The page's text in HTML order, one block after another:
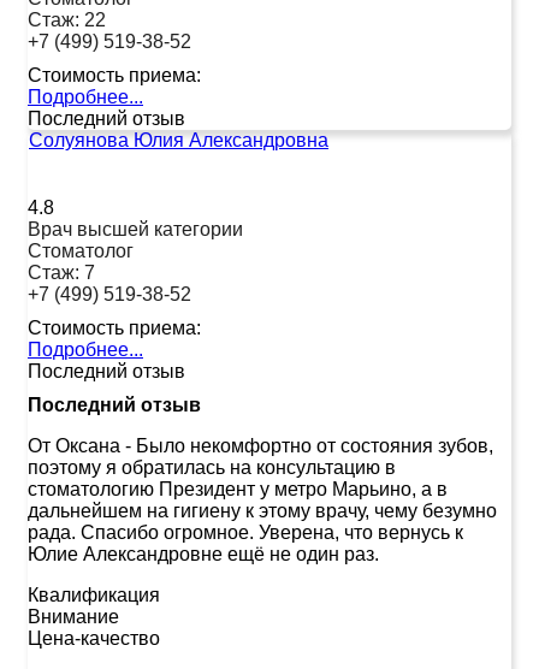
Стаж: 22
+7 (499) 519-38-52
Стоимость приема:
Подробнее...
Последний отзыв
Солуянова Юлия Александровна
4.8
Врач высшей категории
Стоматолог
Стаж: 7
+7 (499) 519-38-52
Стоимость приема:
Подробнее...
Последний отзыв
Последний отзыв
От Оксана - Было некомфортно от состояния зубов,
поэтому я обратилась на консультацию в
стоматологию Президент у метро Марьино, а в
дальнейшем на гигиену к этому врачу, чему безумно
рада. Спасибо огромное. Уверена, что вернусь к
Юлие Александровне ещё не один раз.
Квалификация
Внимание
Цена-качество